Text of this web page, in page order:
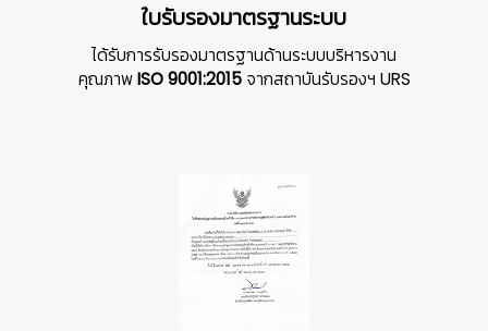
ใบรับรองมาตรฐานระบบ
ได้รับการรับรองมาตรฐานด้านระบบบริหารงาน
คุณภาพISO 9001:2015 จากสถาบันรับรองฯ URS